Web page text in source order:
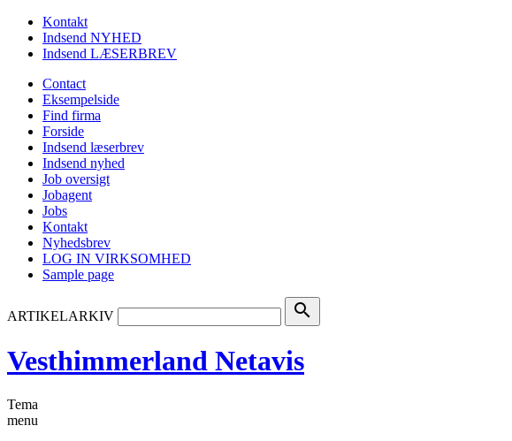
Kontakt
Indsend NYHED
Indsend LÆSERBREV
Contact
Eksempelside
Find firma
Forside
Indsend læserbrev
Indsend nyhed
Job oversigt
Jobagent
Jobs
Kontakt
Nyhedsbrev
LOG IN VIRKSOMHED
Sample page
ARTIKELARKIV search
Vesthimmerland Netavis
Tema
menu